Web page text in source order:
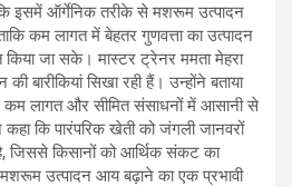
इसमें ऑर्गेनिक तरीके से मशरूम उत्पादन
कम लागत में बेहतर गुणवत्ता का उत्पादन
किया जा सके। मास्टर ट्रेनर ममता मेहरा
बारीकियां सिखा रही हैं। उन्होंने बताया
लागत और सीमित संसाधनों में आसानी से
कि पारंपरिक खेती को जंगली जानवरों
जिससे किसानों को आर्थिक संकट का
उत्पादन आय बढ़ाने का एक प्रभावी